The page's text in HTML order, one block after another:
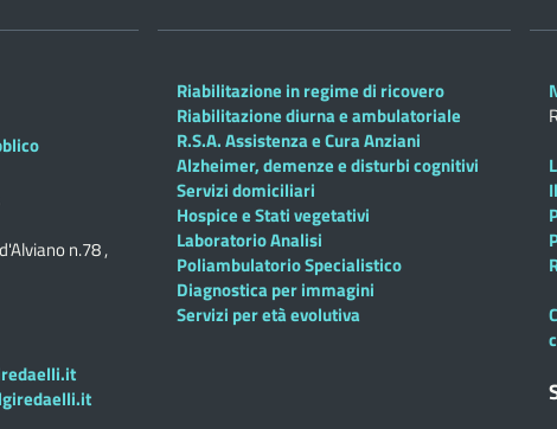
n.78 ,
Riabilitazione in regime di ricovero
Riabilitazione diurna e ambulatoriale
R.S.A. Assistenza e Cura Anziani
Alzheimer, demenze e disturbi cognitivi
Servizi domiciliari
Hospice e Stati vegetativi
Laboratorio Analisi
Poliambulatorio Specialistico
Diagnostica per immagini
Servizi per età evolutiva